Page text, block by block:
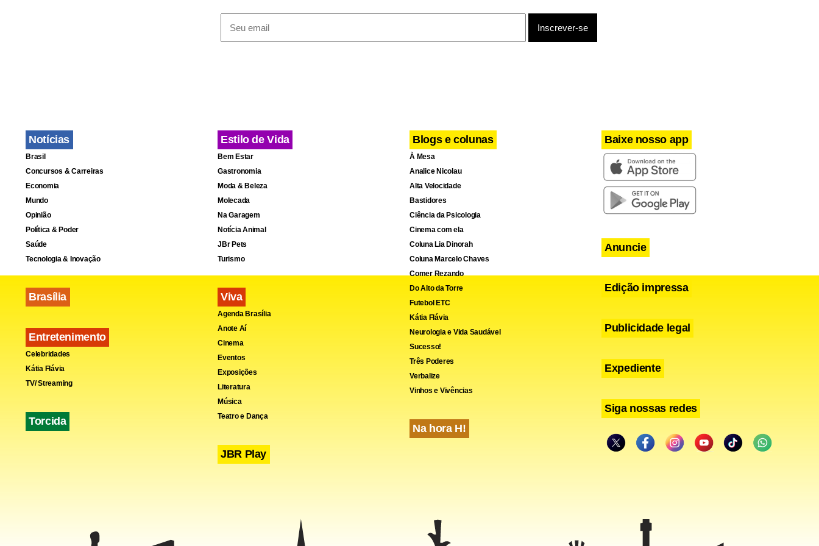
Notícias
Brasil
Concursos & Carreiras
Economia
Mundo
Opinião
Política & Poder
Saúde
Tecnologia & Inovação
Brasília
Entretenimento
Celebridades
Kátia Flávia
TV/ Streaming
Torcida
Estilo de Vida
Bem Estar
Gastronomia
Moda & Beleza
Molecada
Na Garagem
Notícia Animal
JBr Pets
Turismo
Viva
Agenda Brasília
Anote Aí
Cinema
Eventos
Exposições
Literatura
Música
Teatro e Dança
JBR Play
Blogs e colunas
À Mesa
Analice Nicolau
Alta Velocidade
Bastidores
Ciência da Psicologia
Cinema com ela
Coluna Lia Dinorah
Coluna Marcelo Chaves
Comer Rezando
Do Alto da Torre
Futebol ETC
Kátia Flávia
Neurologia e Vida Saudável
Sucesso!
Três Poderes
Verbalize
Vinhos e Vivências
Na hora H!
Baixe nosso app
Anuncie
Edição impressa
Publicidade legal
Expediente
Siga nossas redes